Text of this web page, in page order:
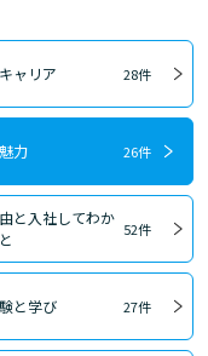
ャリア 28件
力 26件
と入社してわか
52件
と学び 27件